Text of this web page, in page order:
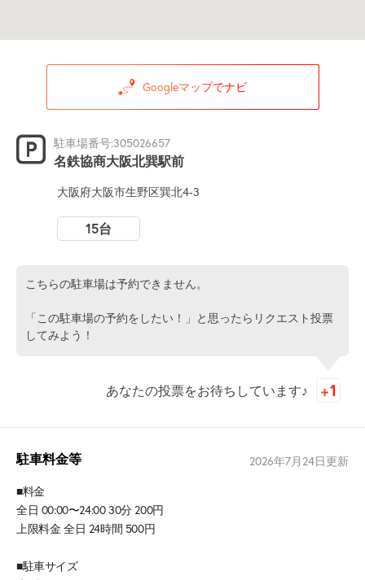
Googleマップでナビ
駐車場番号:305026657
名鉄協商大阪北巽駅前
大阪府大阪市生野区巽北4-3
15台
こちらの駐車場は予約できません。
「この駐車場の予約をしたい！」と思ったらリクエスト投票
してみよう！
あなたの投票をお待ちしています♪
駐車料金等 2026年7月24日更新
■料金
全日 00:00〜24:00 30分 200円
上限料金 全日 24時間 500円
■駐車サイズ